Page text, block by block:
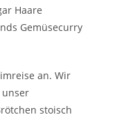
Haare
Gemüsecurry
an. Wir
unser
stoisch